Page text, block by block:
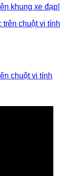
khung xe đạp!
chuột vi tính
oto